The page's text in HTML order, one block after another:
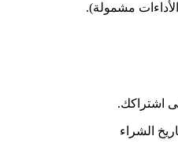
مشمولة).
اشتراكك.